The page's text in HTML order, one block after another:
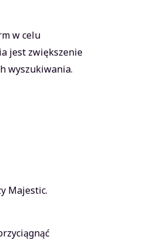
w celu
jest zwiększenie
wyszukiwania.
Majestic.